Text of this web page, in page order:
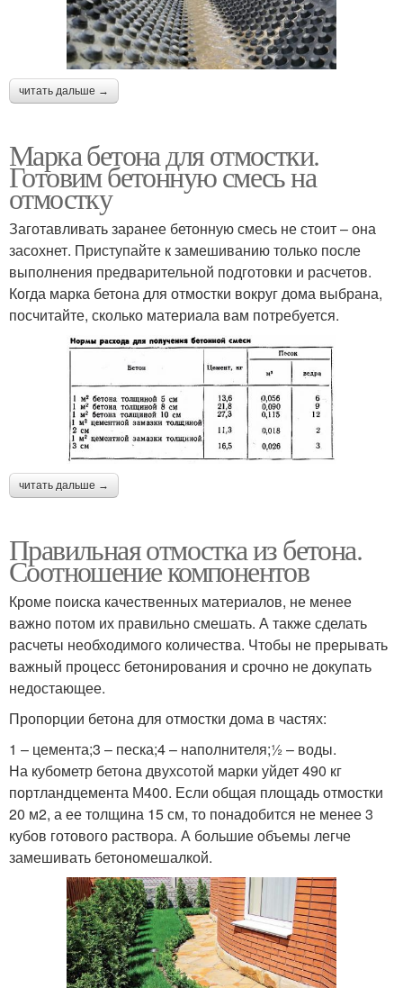
читать дальше →
Марка бетона для отмостки.
Готовим бетонную смесь на
отмостку
Заготавливать заранее бетонную смесь не стоит – она
засохнет. Приступайте к замешиванию только после
выполнения предварительной подготовки и расчетов.
Когда марка бетона для отмостки вокруг дома выбрана,
посчитайте, сколько материала вам потребуется.
читать дальше →
Правильная отмостка из бетона.
Соотношение компонентов
Кроме поиска качественных материалов, не менее
важно потом их правильно смешать. А также сделать
расчеты необходимого количества. Чтобы не прерывать
важный процесс бетонирования и срочно не докупать
недостающее.
Пропорции бетона для отмостки дома в частях:
1 – цемента;3 – песка;4 – наполнителя;½ – воды.
На кубометр бетона двухсотой марки уйдет 490 кг
портландцемента М400. Если общая площадь отмостки
20 м2, а ее толщина 15 см, то понадобится не менее 3
кубов готового раствора. А большие объемы легче
замешивать бетономешалкой.